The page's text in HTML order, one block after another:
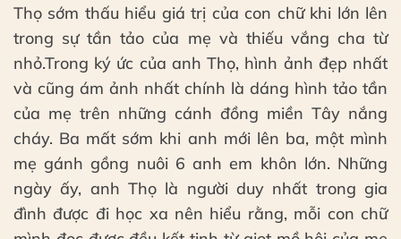
Thọ sớm thấu hiểu giá trị của con chữ khi lớn lên
trong sự tần tảo của mẹ và thiếu vắng cha từ
nhỏ.Trong ký ức của anh Thọ, hình ảnh đẹp nhất
và cũng ám ảnh nhất chính là dáng hình tảo tần
của mẹ trên những cánh đồng miền Tây nắng
cháy. Ba mất sớm khi anh mới lên ba, một mình
mẹ gánh gồng nuôi 6 anh em khôn lớn. Những
ngày ấy, anh Thọ là người duy nhất trong gia
đình được đi học xa nên hiểu rằng, mỗi con chữ